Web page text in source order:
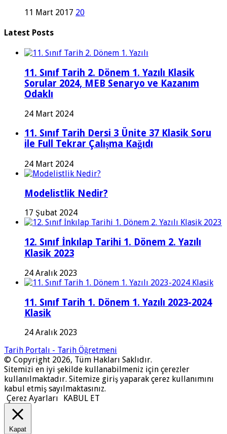
11 Mart 2017 20
Latest Posts
11. Sınıf Tarih 2. Dönem 1. Yazılı Klasik
Sorular 2024, MEB Senaryo ve Kazanım
Odaklı
24 Mart 2024
11. Sınıf Tarih Dersi 3 Ünite 37 Klasik Soru
ile Full Tekrar Çalışma Kağıdı
24 Mart 2024
Modelistlik Nedir?
17 Şubat 2024
12. Sınıf İnkılap Tarihi 1. Dönem 2. Yazılı
Klasik 2023
24 Aralık 2023
11. Sınıf Tarih 1. Dönem 1. Yazılı 2023-2024
Klasik
24 Aralık 2023
Tarih Portalı - Tarih Öğretmeni
© Copyright 2026, Tüm Hakları Saklıdır.
Sitemizi en iyi şekilde kullanabilmeniz için çerezler
kullanılmaktadır. Sitemize giriş yaparak çerez kullanımını
kabul etmiş sayılmaktasınız.
Çerez Ayarları
KABUL ET
Kapat